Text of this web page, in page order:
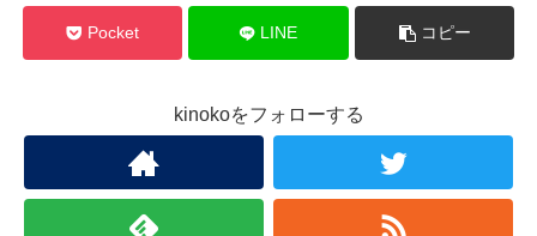
Pocket LINE コピー
kinokoをフォローする